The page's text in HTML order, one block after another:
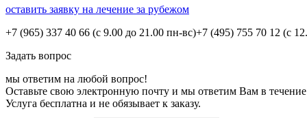
оставить заявку на лечение за рубежом
+7 (965) 337 40 66 (с 9.00 до 21.00 пн-вс)+7 (495) 755 70 12 (с
Задать вопрос
мы ответим на любой вопрос!
Оставьте свою электронную почту и мы ответим Вам в
Услуга бесплатна и не обязывает к заказу.